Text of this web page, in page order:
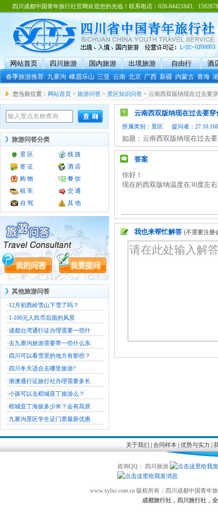
四川成都中国青年旅行社官网欢迎您的光临！联系电话：028-84421843、
网站首页 四川旅游 国内旅游 出境旅游 自由行
酒
春季旅游推荐:九寨沟 峨眉乐山 三亚 云南 北京 广西 新疆 内蒙古 青海
您当前位置： 网站首页 > 旅游问答 > 景区知识问答 > 云南西双版纳现在过去要
》 旅游问答分类
景 区
线 路
签 证
酒 店
购 物
餐 饮
租 车
交 通
自 驾
其 他
》 其他旅游问答
·12月初西岭雪山下雪了吗？
·1-100元人民币后面的风景
·成都台湾通行证办理需要一些什
·去九寨沟旅游需要带一些什么东
· 四川可以看雪景的地方有那些？
· 四川冬天适合去哪里旅游?
·港澳通行证旅行社办理需要多长
·小孩可以去稻城亚丁旅游么？
·稻城亚丁海拔多少米？会有高原
·九寨沟景区学生证门票最新优惠
云南西双版纳现在过去要穿
所属类别： 景区 提问者：
如题：云南西双版纳现在过去
答案
你好！
现在的西双版纳温度在30度左
我也来帮忙解答 (不需要注册
关于我们 合同样本| 优势与实力
咨询QQ： 四川旅游
www.xylxs.com.cn 版权所有：四川成都中国青
成都旅行社，四川旅行社，